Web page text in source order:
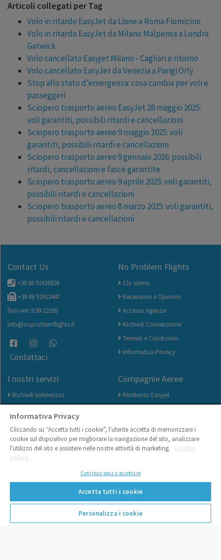
Articoli collegati per Tag
Volo in ritardo EasyJet da Lione a Roma Fiumicino
Volo in ritardo EasyJet da Milano Malpensa a Londra
Gatwick
Volo cancellato Easyjet Milano - Cagliari e ritorno
Volo cancellato EasyJet da Venezia a Parigi Orly
Stop allo stato d’emergenza: cosa cambia per voli e
passeggeri
Sciopero trasporto aereo EasyJet 28 maggio 2025:
voli garantiti, possibili ritardi e cancellazioni
Sciopero trasporto aereo 9 maggio 2025: voli
garantiti, possibili ritardi e cancellazioni
Sciopero trasporto aereo 9 gennaio 2026: possibili
ritardi, cancellazioni e fasce garantite
Sciopero trasporto aereo 9 aprile 2025: voli garantiti,
possibili ritardi e cancellazioni
Sciopero trasporto aereo 8 marzo 2025: voli garantiti,
possibili ritardi e cancellazioni
Contact Us
+39 06 92926826
+39 06 92912447
(lun-ven 9:30-12:00)
info@noproblemflights.it
Contattaci
No Problem Flights
Chi siamo
Recensioni e Opinioni
Accesso Agenzie
Richiedi Convenzione
Termini e Condizioni
Informativa Privacy
I nostri servizi
Richiedi Indennizzo
Carta dei diritti del passeggero
Come avere il rimborso volo
velocemente
Compagnie Aeree
Rimborso Easyjet
Rimborso Ryanair
Rimborso Vueling
Informativa Privacy
Cliccando su “Accetta tutti i cookie”, l'utente accetta di memorizzare i
cookie sul dispositivo per migliorare la navigazione del sito, analizzare
l'utilizzo del sito e assistere nelle nostre attività di marketing. Cookie
policy
Continua senza accettare
Accetta tutti i cookie
Personalizza i cookie